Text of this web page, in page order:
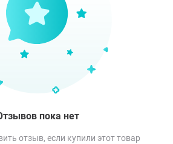
пока нет
отзыв, если купили этот товар